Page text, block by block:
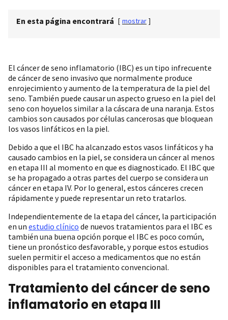
En esta página encontrará [ mostrar ]
El cáncer de seno inflamatorio (IBC) es un tipo infrecuente
de cáncer de seno invasivo que normalmente produce
enrojecimiento y aumento de la temperatura de la piel del
seno. También puede causar un aspecto grueso en la piel del
seno con hoyuelos similar a la cáscara de una naranja. Estos
cambios son causados por células cancerosas que bloquean
los vasos linfáticos en la piel.
Debido a que el IBC ha alcanzado estos vasos linfáticos y ha
causado cambios en la piel, se considera un cáncer al menos
en etapa III al momento en que es diagnosticado. El IBC que
se ha propagado a otras partes del cuerpo se considera un
cáncer en etapa IV. Por lo general, estos cánceres crecen
rápidamente y puede representar un reto tratarlos.
Independientemente de la etapa del cáncer, la participación
en un estudio clínico de nuevos tratamientos para el IBC es
también una buena opción porque el IBC es poco común,
tiene un pronóstico desfavorable, y porque estos estudios
suelen permitir el acceso a medicamentos que no están
disponibles para el tratamiento convencional.
Tratamiento del cáncer de seno
inflamatorio en etapa III